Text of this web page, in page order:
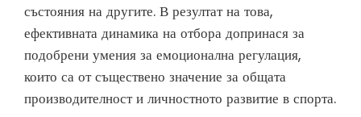
състояния на другите. В резултат на това,
ефективната динамика на отбора допринася за
подобрени умения за емоционална регулация,
които са от съществено значение за общата
производителност и личностното развитие в спорта.